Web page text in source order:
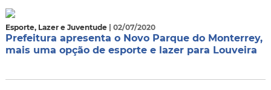
Esporte, Lazer e Juventude | 02/07/2020
Prefeitura apresenta o Novo Parque do Monterrey,
mais uma opção de esporte e lazer para Louveira